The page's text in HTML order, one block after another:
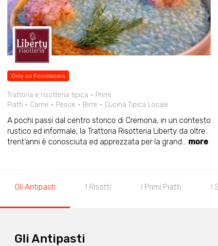
Only on Foodracers
Trattoria e risotteria tipica
Primi
Piatti
Carne Pesce Birre Cucina Tipica Locale
A pochi passi dal centro storico di Cremona, in un contesto
rustico ed informale, la Trattoria Risotteria Liberty da oltre
trent’anni è conosciuta ed apprezzata per la grand... more
Gli Antipasti I Risotti I Primi Piatti I
Gli Antipasti